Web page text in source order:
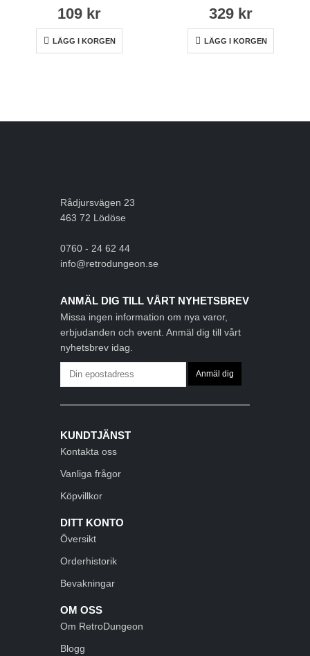
109 kr
LÄGG I KORGEN
329 kr
LÄGG I KORGEN
Rådjursvägen 23
463 72 Lödöse
0760 - 24 62 44
info@retrodungeon.se
ANMÄL DIG TILL VÅRT NYHETSBREV
Missa ingen information om nya varor,
erbjudanden och event. Anmäl dig till vårt
nyhetsbrev idag.
KUNDTJÄNST
Kontakta oss
Vanliga frågor
Köpvillkor
DITT KONTO
Översikt
Orderhistorik
Bevakningar
OM OSS
Om RetroDungeon
Blogg